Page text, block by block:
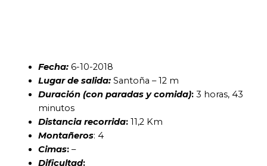
Fecha: 6-10-2018
Lugar de salida:Santoña – 12 m
Duración (con paradas y comida):3 horas, 43
minutos
Distancia recorrida:11,2 Km
Montañeros: 4
Cimas:–
Dificultad: